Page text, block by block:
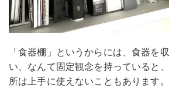
「食器棚」というからには、食器を
い、なんて固定観念を持っていると
所は上手に使えないこともあります。